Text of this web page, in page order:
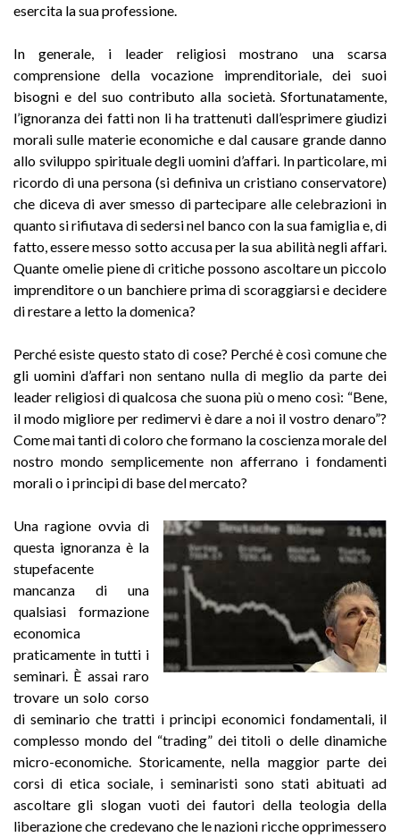
esercita la sua professione.
In generale, i leader religiosi mostrano una scarsa
comprensione della vocazione imprenditoriale, dei suoi
bisogni e del suo contributo alla società. Sfortunatamente,
l’ignoranza dei fatti non li ha trattenuti dall’esprimere giudizi
morali sulle materie economiche e dal causare grande danno
allo sviluppo spirituale degli uomini d’affari. In particolare, mi
ricordo di una persona (si definiva un cristiano conservatore)
che diceva di aver smesso di partecipare alle celebrazioni in
quanto si rifiutava di sedersi nel banco con la sua famiglia e, di
fatto, essere messo sotto accusa per la sua abilità negli affari.
Quante omelie piene di critiche possono ascoltare un piccolo
imprenditore o un banchiere prima di scoraggiarsi e decidere
di restare a letto la domenica?
Perché esiste questo stato di cose? Perché è così comune che
gli uomini d’affari non sentano nulla di meglio da parte dei
leader religiosi di qualcosa che suona più o meno così: “Bene,
il modo migliore per redimervi è dare a noi il vostro denaro”?
Come mai tanti di coloro che formano la coscienza morale del
nostro mondo semplicemente non afferrano i fondamenti
morali o i principi di base del mercato?
Una ragione ovvia di
questa ignoranza è la
stupefacente
mancanza di una
qualsiasi formazione
economica
praticamente in tutti i
seminari. È assai raro
trovare un solo corso
di seminario che tratti i principi economici fondamentali, il
complesso mondo del “trading” dei titoli o delle dinamiche
micro-economiche. Storicamente, nella maggior parte dei
corsi di etica sociale, i seminaristi sono stati abituati ad
ascoltare gli slogan vuoti dei fautori della teologia della
liberazione che credevano che le nazioni ricche opprimessero